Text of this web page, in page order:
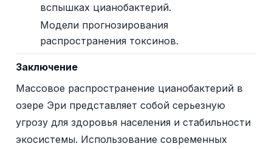
вспышках цианобактерий.
Модели прогнозирования
распространения токсинов.
Заключение
Массовое распространение цианобактерий в
озере Эри представляет собой серьезную
угрозу для здоровья населения и стабильности
экосистемы. Использование современных